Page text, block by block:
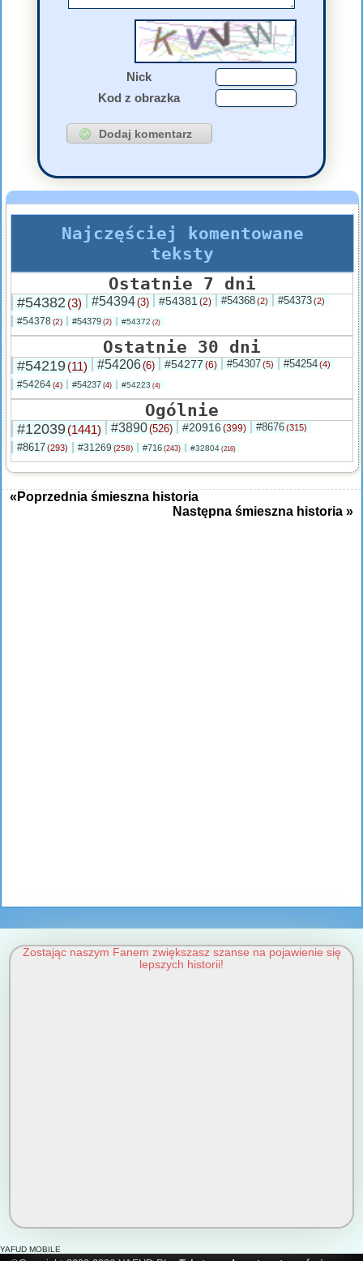
Nick
Kod z obrazka
Najczęściej komentowane
teksty
Ostatnie 7 dni
#54382 (3) #54394(3) #54381 (2) #54368(2) #54373(2)
#54378 (2) #54379 (2) #54372 (2)
Ostatnie 30 dni
#54219(11) #54206(6) #54277 (6) #54307(5) #54254(4)
#54264(4) #54237 (4) #54223 (4)
Ogólnie
#12039(1441) #3890(526) #20916 (399) #8676(315)
#8617(293) #31269 (258) #716 (243) #32804 (216)
«Poprzednia śmieszna historia
Następna śmieszna historia »
Zostając naszym Fanem zwiększasz szanse na pojawienie się
lepszych historii!
YAFUD MOBILE